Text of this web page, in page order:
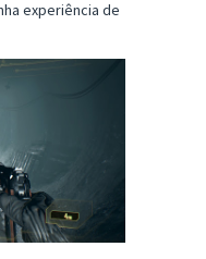
experiência de